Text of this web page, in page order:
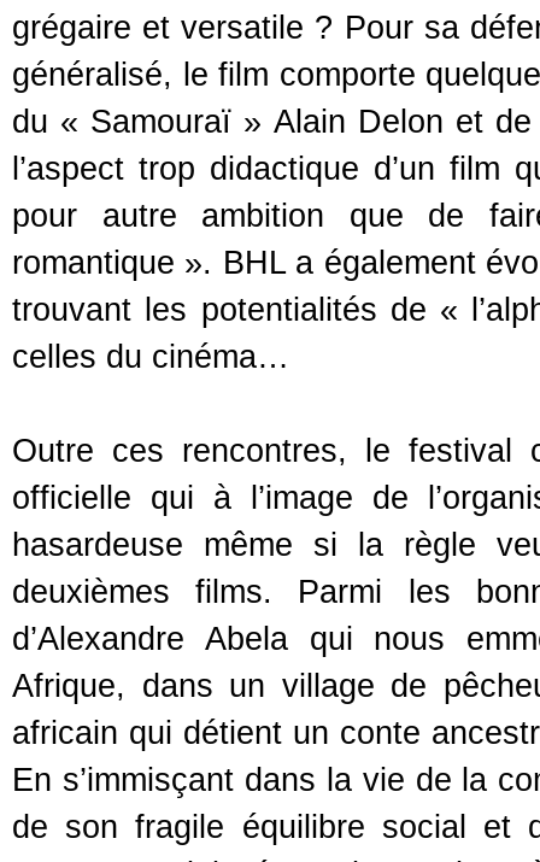
grégaire et versatile ? Pour sa
généralisé, le film comporte
du « Samouraï » Alain Delon et
l’aspect trop didactique d’un film
pour autre ambition que de
romantique ». BHL a également
trouvant les potentialités de «
celles du cinéma…
Outre ces rencontres, le festival
officielle qui à l’image de
hasardeuse même si la règle
deuxièmes films. Parmi les
d’Alexandre Abela qui nous
Afrique, dans un village de
africain qui détient un conte
En s’immisçant dans la vie de la
de son fragile équilibre social et